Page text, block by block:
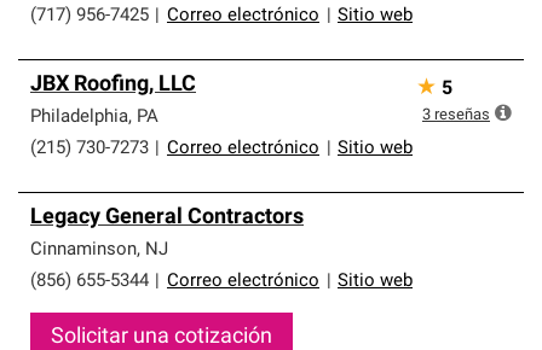
(717) 956-7425
Correo electrónico Sitio web
JBX Roofing, LLC
Philadelphia, PA
(215) 730-7273
Correo electrónico Sitio web
★ 5
3 reseñas
Legacy General Contractors
Cinnaminson, NJ
(856) 655-5344
Correo electrónico Sitio web
Solicitar una cotización